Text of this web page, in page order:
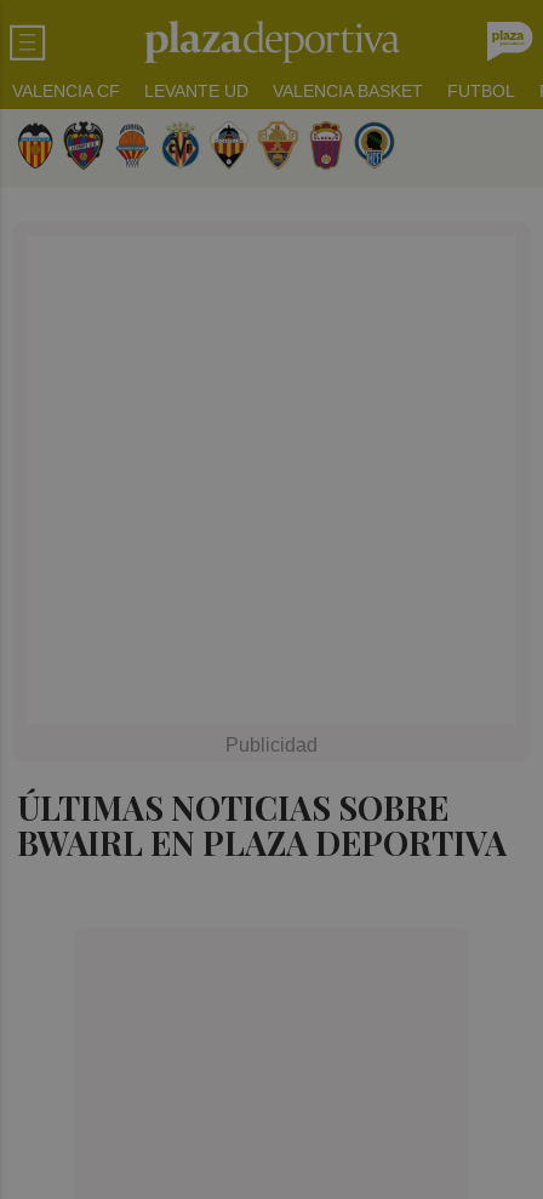
VALENCIA CF LEVANTE UD VALENCIA BASKET FUTBOL
ÚLTIMAS NOTICIAS SOBRE
BWAIRL EN PLAZA DEPORTIVA